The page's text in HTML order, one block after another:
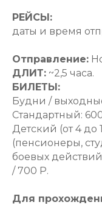
РЕЙСЫ:
даты и время
Отправление:
ДЛИТ: ~2,5 часа.
БИЛЕТЫ:
Будни /
Стандартный:
Детский (от 4 до
(пенсионеры,
боевых
/ 700 Р.
Для